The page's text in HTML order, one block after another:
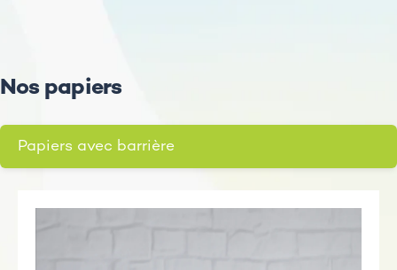
Nos papiers
Papiers avec barrière